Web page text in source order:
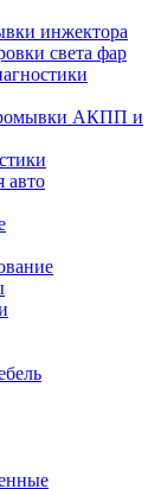
инжектора
света фар
АКПП и
авто